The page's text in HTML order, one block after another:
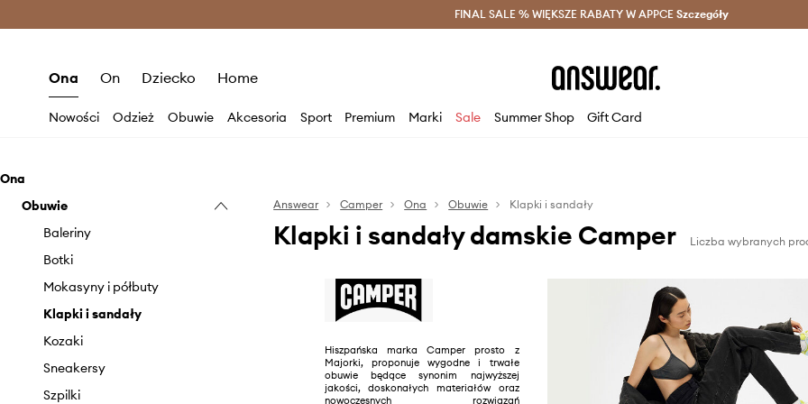
Oszczędzaj z Answear Club > Dostawa nawet w 24h >
FINAL SALE % WIĘKSZE RABATY W APPCE Szczegóły
Ona On Dziecko Home
Nowości Odzież Obuwie Akcesoria Sport Premium Marki Sale Summer Shop Gift Card
Ona
Obuwie
Baleriny
Botki
Mokasyny i półbuty
Klapki i sandały
Kozaki
Sneakersy
Szpilki
Answear Camper Ona Obuwie Klapki i sandały
Klapki i sandały damskie Camper Liczba wybranych
Hiszpańska marka Camper prosto z
Majorki, proponuje wygodne i trwałe
obuwie będące synonim najwyższej
jakości, doskonałych materiałów oraz
nowoczesnych rozwiązań